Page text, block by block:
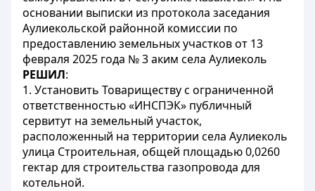
основании выписки из протокола заседания
Аулиекольской районной комиссии по
предоставлению земельных участков от 13
февраля 2025 года № 3 аким села Аулиеколь
РЕШИЛ:
1. Установить Товариществу с ограниченной
ответственностью «ИНСПЭК» публичный
сервитут на земельный участок,
расположенный на территории села Аулиеколь
улица Строительная, общей площадью 0,0260
гектар для строительства газопровода для
котельной.